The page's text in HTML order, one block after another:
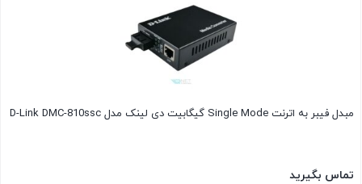
مبدل فیبر به اترنت Single Mode گیگابیت دی لینک مدل D-Link DMC-810ssc
تماس بگیرید